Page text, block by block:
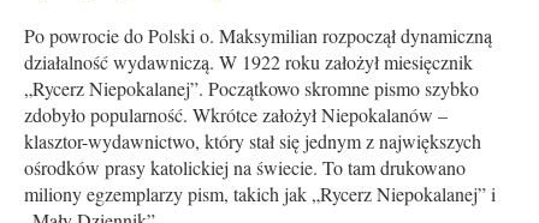
Po powrocie do Polski o. Maksymilian rozpoczął dynamiczną
działalność wydawniczą. W 1922 roku założył miesięcznik
„Rycerz Niepokalanej”. Początkowo skromne pismo szybko
zdobyło popularność. Wkrótce założył Niepokalanów –
klasztor-wydawnictwo, który stał się jednym z największych
ośrodków prasy katolickiej na świecie. To tam drukowano
miliony egzemplarzy pism, takich jak „Rycerz Niepokalanej” i